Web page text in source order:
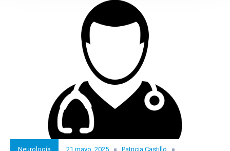
Neurología 21 mayo, 2025 Patricia Castillo